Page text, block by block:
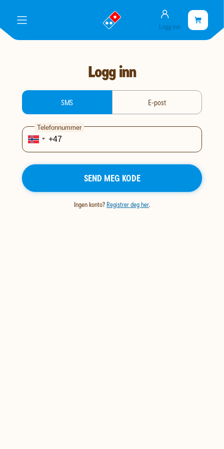
meny
gå
til
landingssiden
Konto
Logg inn
er
tom
Logg inn
login-type
SMS E-post
Telefonnummer
SEND MEG KODE
Ingen konto? Registrer deg her.